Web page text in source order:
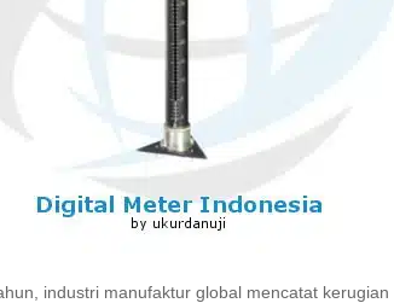
industri manufaktur global mencatat